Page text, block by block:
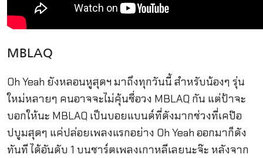
MBLAQ
Oh Yeah ยังหลอนหูสุดฯ มาถึงทุกวันนี้ สำหรับน้องๆ รุ่น
ใหม่หลายๆ คนอาจจะไม่คุ้นชื่อวง MBLAQ กัน แต่ป้าจะ
บอกให้นะ MBLAQ เป็นบอยแบนด์ที่ดังมากช่วงที่เคป๊อ
ปบูมสุดๆ แค่ปล่อยเพลงแรกอย่าง Oh Yeah ออกมาก็ดัง
ทันที ได้อันดับ 1 บนชาร์ตเพลงเกาหลีเลยนะจ๊ะ หลังจาก